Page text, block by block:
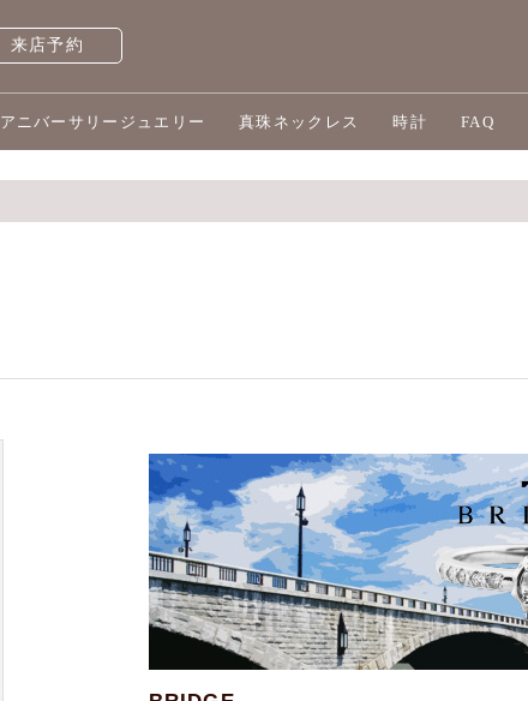
来店予約
アニバーサリージュエリー 真珠ネックレス 時計 FAQ